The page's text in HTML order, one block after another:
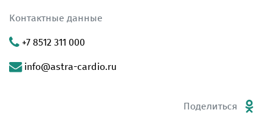
Контактные данные
+7 8512 311 000
info@astra-cardio.ru
Поделиться